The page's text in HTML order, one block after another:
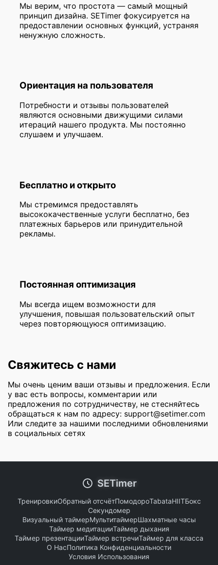
Мы верим, что простота — самый мощный
принцип дизайна. SETimer фокусируется на
предоставлении основных функций, устраняя
ненужную сложность.
Ориентация на пользователя
Потребности и отзывы пользователей
являются основными движущими силами
итераций нашего продукта. Мы постоянно
слушаем и улучшаем.
Бесплатно и открыто
Мы стремимся предоставлять
высококачественные услуги бесплатно, без
платежных барьеров или принудительной
рекламы.
Постоянная оптимизация
Мы всегда ищем возможности для
улучшения, повышая пользовательский опыт
через повторяющуюся оптимизацию.
Свяжитесь с нами
Мы очень ценим ваши отзывы и предложения. Если
у вас есть вопросы, комментарии или
предложения по сотрудничеству, не стесняйтесь
обращаться к нам по адресу: support@setimer.com
Или следите за нашими последними обновлениями
в социальных сетях
SETimer
ТренировкиОбратный отсчётПомодороTabataHIITБокс
Секундомер
Визуальный таймерМультитаймерШахматные часы
Таймер медитацииТаймер дыхания
Таймер презентацииТаймер встречиТаймер для класса
О НасПолитика Конфиденциальности
Условия Использования